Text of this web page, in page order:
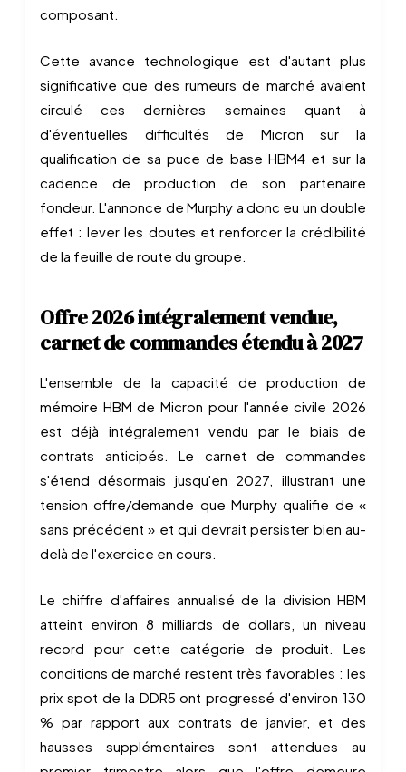
composant.
Cette avance technologique est d'autant plus
significative que des rumeurs de marché avaient
circulé ces dernières semaines quant à
d'éventuelles difficultés de Micron sur la
qualification de sa puce de base HBM4 et sur la
cadence de production de son partenaire
fondeur. L'annonce de Murphy a donc eu un double
effet : lever les doutes et renforcer la crédibilité
de la feuille de route du groupe.
Offre 2026 intégralement vendue,
carnet de commandes étendu à 2027
L'ensemble de la capacité de production de
mémoire HBM de Micron pour l'année civile 2026
est déjà intégralement vendu par le biais de
contrats anticipés. Le carnet de commandes
s'étend désormais jusqu'en 2027, illustrant une
tension offre/demande que Murphy qualifie de «
sans précédent » et qui devrait persister bien au-
delà de l'exercice en cours.
Le chiffre d'affaires annualisé de la division HBM
atteint environ 8 milliards de dollars, un niveau
record pour cette catégorie de produit. Les
conditions de marché restent très favorables : les
prix spot de la DDR5 ont progressé d'environ 130
% par rapport aux contrats de janvier, et des
hausses supplémentaires sont attendues au